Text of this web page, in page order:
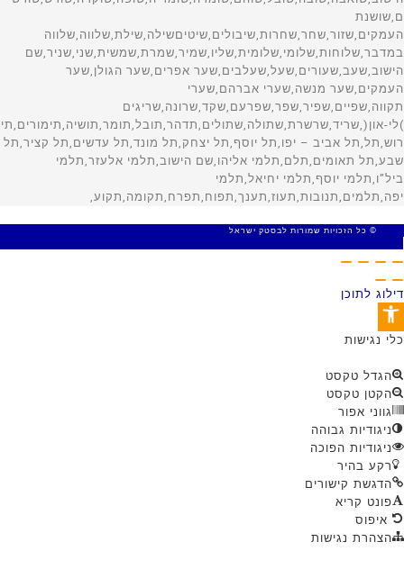
© כל הזכויות שמורות לבסטק ישראל
דילוג לתוכן
פתח סרגל נגישות
כלי נגישות
הגדל טקסט
הקטן טקסט
גווני אפור
ניגודיות גבוהה
ניגודיות הפוכה
רקע בהיר
הדגשת קישורים
פונט קריא
איפוס
הצהרת נגישות